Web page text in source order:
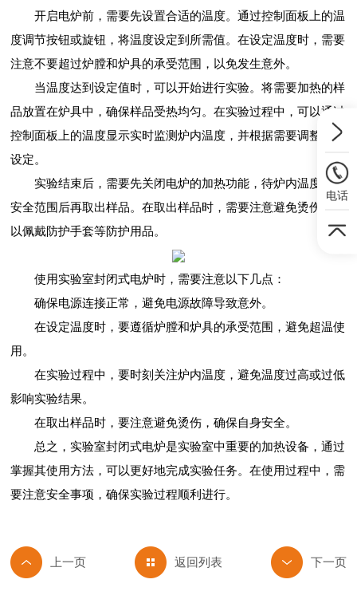
开启电炉前，需要先设置合适的温度。通过控制面板上的温
度调节按钮或旋钮，将温度设定到所需值。在设定温度时，需要
注意不要超过炉膛和炉具的承受范围，以免发生意外。
当温度达到设定值时，可以开始进行实验。将需要加热的样
品放置在炉具中，确保样品受热均匀。在实验过程中，可以通过
控制面板上的温度显示实时监测炉内温度，并根据需要调整温度
设定。
实验结束后，需要先关闭电炉的加热功能，待炉内温度降至
安全范围后再取出样品。在取出样品时，需要注意避免烫伤，可
以佩戴防护手套等防护用品。
使用实验室封闭式电炉时，需要注意以下几点：
确保电源连接正常，避免电源故障导致意外。
在设定温度时，要遵循炉膛和炉具的承受范围，避免超温使
用。
在实验过程中，要时刻关注炉内温度，避免温度过高或过低
影响实验结果。
在取出样品时，要注意避免烫伤，确保自身安全。
总之，实验室封闭式电炉是实验室中重要的加热设备，通过
掌握其使用方法，可以更好地完成实验任务。在使用过程中，需
要注意安全事项，确保实验过程顺利进行。
返回列表
电话